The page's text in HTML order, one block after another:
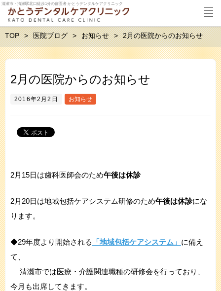
清瀬市・清瀬駅北口徒歩1分の歯医者 かとうデンタルケアクリニック
TOP 医院ブログ お知らせ 2月の医院からのお知らせ
2月の医院からのお知らせ
2016年2月2日 お知らせ
2月15日は歯科医師会のため午後は休診
2月20日は地域包括ケアシステム研修のため午後は休診にな
ります。
◆29年度より開始される 「地域包括ケアシステム」 に備え
て、
清瀬市では医療・介護関連職種の研修会を行っており、
今月も出席してきます。